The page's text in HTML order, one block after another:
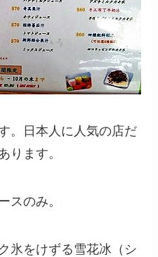
。日本人に人気の店だ
ります。
スのみ。
氷をけずる雪花冰（シ